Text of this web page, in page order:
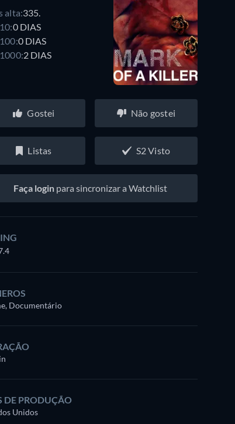
alta:335.
0 DIAS
0 DIAS
2 DIAS
Gostei Não gostei
Listas S2 Visto
Faça loginpara sincronizar a Watchlist
Documentário
DE PRODUÇÃO
Unidos